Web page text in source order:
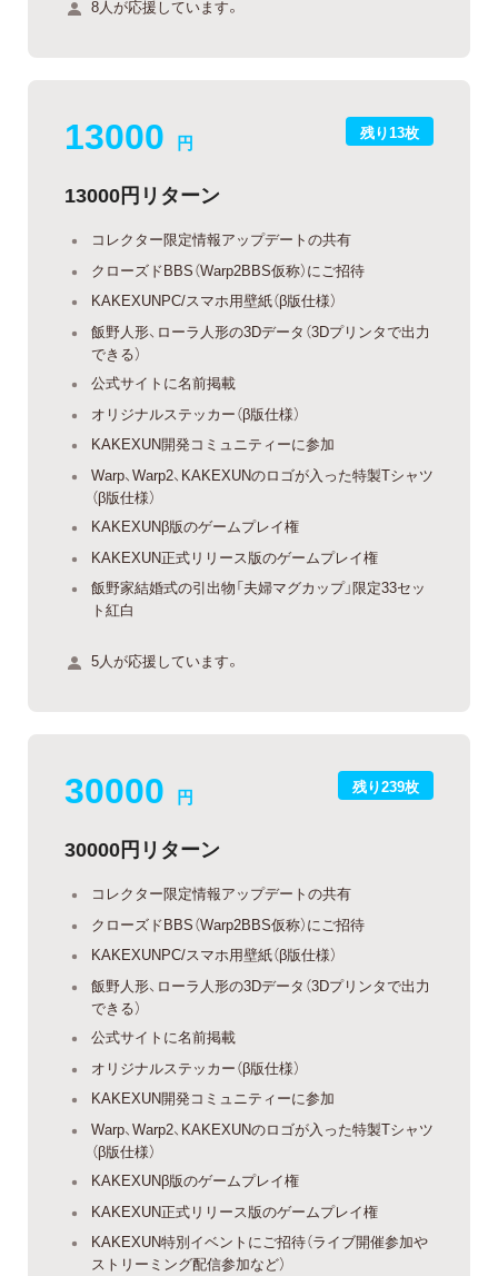
8人が応援しています。
残り13枚
13000 円
13000円リターン
コレクター限定情報アップデートの共有
クローズドBBS（Warp2BBS仮称）にご招待
KAKEXUNPC/スマホ用壁紙（β版仕様）
飯野人形、ローラ人形の3Dデータ（3Dプリンタで出力
できる）
公式サイトに名前掲載
オリジナルステッカー（β版仕様）
KAKEXUN開発コミュニティーに参加
Warp、Warp2、KAKEXUNのロゴが入った特製Tシャツ
（β版仕様）
KAKEXUNβ版のゲームプレイ権
KAKEXUN正式リリース版のゲームプレイ権
飯野家結婚式の引出物「夫婦マグカップ」限定33セッ
ト紅白
5人が応援しています。
残り239枚
30000 円
30000円リターン
コレクター限定情報アップデートの共有
クローズドBBS（Warp2BBS仮称）にご招待
KAKEXUNPC/スマホ用壁紙（β版仕様）
飯野人形、ローラ人形の3Dデータ（3Dプリンタで出力
できる）
公式サイトに名前掲載
オリジナルステッカー（β版仕様）
KAKEXUN開発コミュニティーに参加
Warp、Warp2、KAKEXUNのロゴが入った特製Tシャツ
（β版仕様）
KAKEXUNβ版のゲームプレイ権
KAKEXUN正式リリース版のゲームプレイ権
KAKEXUN特別イベントにご招待（ライブ開催参加や
ストリーミング配信参加など）